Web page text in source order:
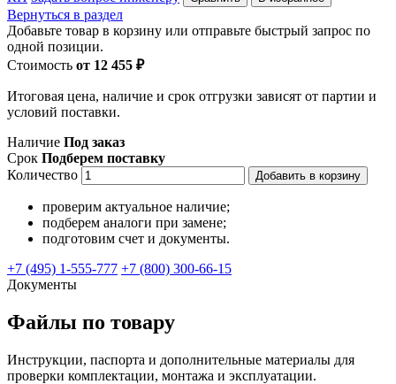
Вернуться в раздел
Добавьте товар в корзину или отправьте быстрый запрос по
одной позиции.
Стоимость от 12 455 ₽
Итоговая цена, наличие и срок отгрузки зависят от партии и
условий поставки.
Наличие Под заказ
Срок Подберем поставку
Количество
Добавить в корзину
проверим актуальное наличие;
подберем аналоги при замене;
подготовим счет и документы.
+7 (495) 1-555-777 +7 (800) 300-66-15
Документы
Файлы по товару
Инструкции, паспорта и дополнительные материалы для
проверки комплектации, монтажа и эксплуатации.